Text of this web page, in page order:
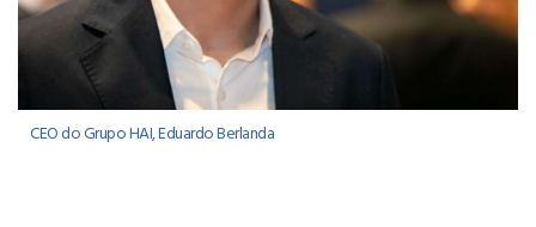
CEO do Grupo HAI, Eduardo Berlanda